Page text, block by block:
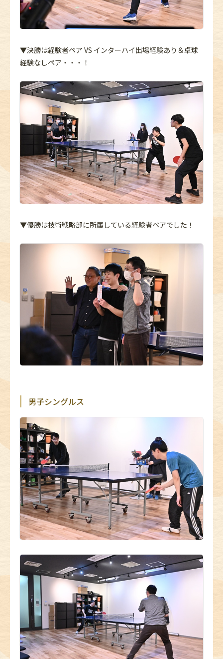
▼決勝は経験者ペア VS インターハイ出場経験あり＆卓球
経験なしペア・・・！
▼優勝は技術戦略部に所属している経験者ペアでした！
男子シングルス